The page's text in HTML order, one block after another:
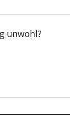
unwohl?